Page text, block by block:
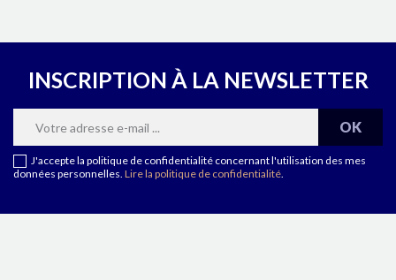
INSCRIPTION À LA NEWSLETTER
J'accepte la politique de confidentialité concernant l'utilisation des mes
données personnelles. Lire la politique de confidentialité.